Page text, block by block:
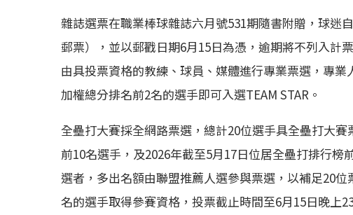
雜誌選票在職業棒球雜誌六月號531期隨書附贈，球迷
郵票），並以郵戳日期6月15日為憑，逾期將不列入計
由具投票資格的教練、球員、媒體進行專業票選，專
加權總分排名前2名的選手即可入選TEAM STAR。
全壘打大賽採全網路票選，總計20位選手具全壘打大
前10名選手，及2026年截至5月17日位居全壘打排行
選者，多出名額由聯盟推薦人選參與票選，以補足20
名的選手取得參賽資格，投票截止時間至6月15日晚上